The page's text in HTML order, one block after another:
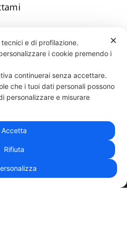
PRIVACY POLICY
✕
e di profilazione.
i cookie premendo i
continuerai senza accettare.
che i tuoi dati personali possono
personalizzare e misurare
Accetta
Rifiuta